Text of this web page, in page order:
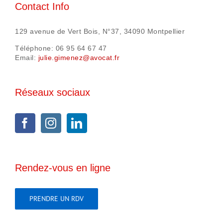
Contact Info
129 avenue de Vert Bois, N°37, 34090 Montpellier
Téléphone: 06 95 64 67 47
Email: julie.gimenez@avocat.fr
Réseaux sociaux
Rendez-vous en ligne
PRENDRE UN RDV